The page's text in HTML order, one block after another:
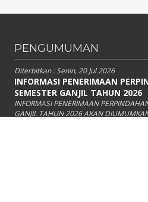
PENGUMUMAN
Diterbitkan :Senin, 20 Jul 2026
INFORMASI PENERIMAAN
SEMESTER GANJIL TAHUN 2026
INFORMASI PENERIMAAN
GANJIL TAHUN 2026 AKAN